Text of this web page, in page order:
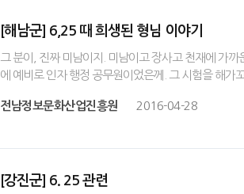
[해남군] 6,25 때 희생된 형님 이야기
그 분이, 진짜 미남이지. 미남이고 장사고 천재에 가
에 예비로 인자 행정 공무원이었은께. 그 시험을 해
전남정보문화산업진흥원 2016-04-28
[강진군] 6. 25 관련